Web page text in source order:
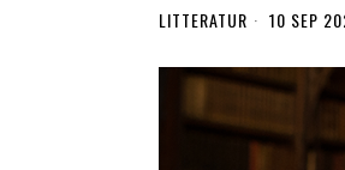
LITTERATUR 10 SEP